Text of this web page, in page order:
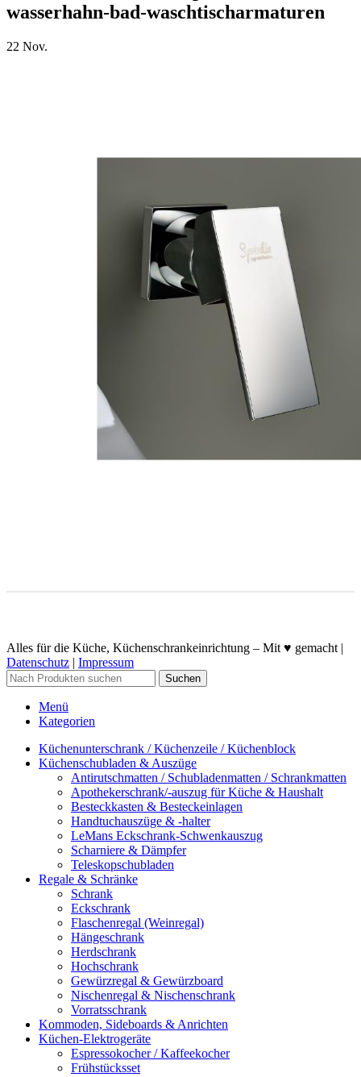
wasserhahn-bad-waschtischarmaturen
22 Nov.
Alles für die Küche, Küchenschrankeinrichtung – Mit ♥ gemacht |
Datenschutz | Impressum
Suchen
Menü
Kategorien
Küchenunterschrank / Küchenzeile / Küchenblock
Küchenschubladen & Auszüge
Antirutschmatten / Schubladenmatten / Schrankmatten
Apothekerschrank/-auszug für Küche & Haushalt
Besteckkasten & Besteckeinlagen
Handtuchauszüge & -halter
LeMans Eckschrank-Schwenkauszug
Scharniere & Dämpfer
Teleskopschubladen
Regale & Schränke
Schrank
Eckschrank
Flaschenregal (Weinregal)
Hängeschrank
Herdschrank
Hochschrank
Gewürzregal & Gewürzboard
Nischenregal & Nischenschrank
Vorratsschrank
Kommoden, Sideboards & Anrichten
Küchen-Elektrogeräte
Espressokocher / Kaffeekocher
Frühstücksset